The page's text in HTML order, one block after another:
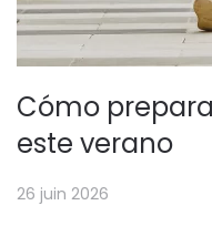
Cómo
este verano
26 juin 2026